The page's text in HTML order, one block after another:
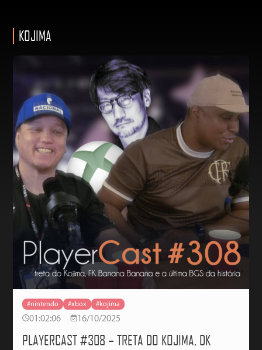
KOJIMA
#nintendo #xbox #kojima
01:02:06 16/10/2025
PLAYERCAST #308 – TRETA DO KOJIMA, DK